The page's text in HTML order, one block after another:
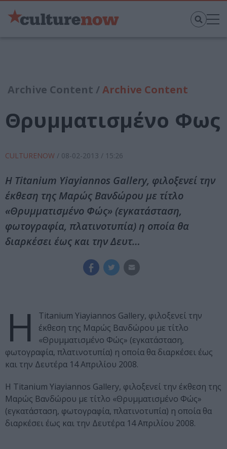
Archive Content /Archive Content
Θρυμματισμένο Φως
CULTURENOW / 08-02-2013 / 15:26
H Titanium Yiayiannos Gallery, φιλοξενεί την
έκθεση της Μαρώς Βανδώρου με τίτλο
«Θρυμματισμένο Φώς» (εγκατάσταση,
φωτογραφία, πλατινοτυπία) η οποία θα
διαρκέσει έως και την Δευτ…
H
Titanium Yiayiannos Gallery, φιλοξενεί την
έκθεση της Μαρώς Βανδώρου με τίτλο
«Θρυμματισμένο Φώς» (εγκατάσταση,
φωτογραφία, πλατινοτυπία) η οποία θα διαρκέσει έως
και την Δευτέρα 14 Απριλίου 2008.
H Titanium Yiayiannos Gallery, φιλοξενεί την έκθεση της
Μαρώς Βανδώρου με τίτλο «Θρυμματισμένο Φώς»
(εγκατάσταση, φωτογραφία, πλατινοτυπία) η οποία θα
διαρκέσει έως και την Δευτέρα 14 Απριλίου 2008.